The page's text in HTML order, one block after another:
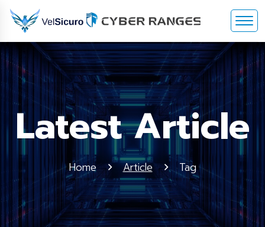
Latest Article
Home Article Tag